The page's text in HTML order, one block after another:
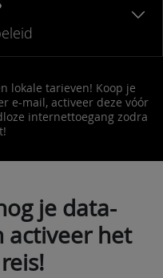
lokale tarieven! Koop je
e-mail, activeer deze vóór
internettoegang zodra
je data-
activeer het